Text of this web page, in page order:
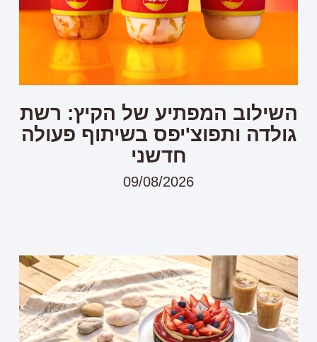
השילוב המפתיע של הקיץ: רשת
גולדה ותפוצ'יפס בשיתוף פעולה
חדשני
09/08/2026